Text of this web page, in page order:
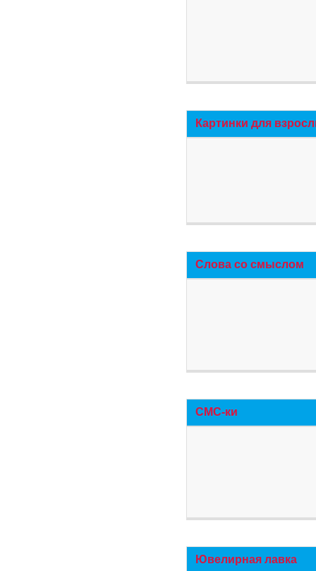
Картинки для
Слова со смыслом
СМС-ки
Ювелирная лавка